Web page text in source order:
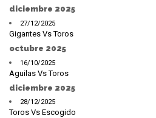
diciembre 2025
27/12/2025
Gigantes Vs Toros
octubre 2025
16/10/2025
Aguilas Vs Toros
diciembre 2025
28/12/2025
Toros Vs Escogido